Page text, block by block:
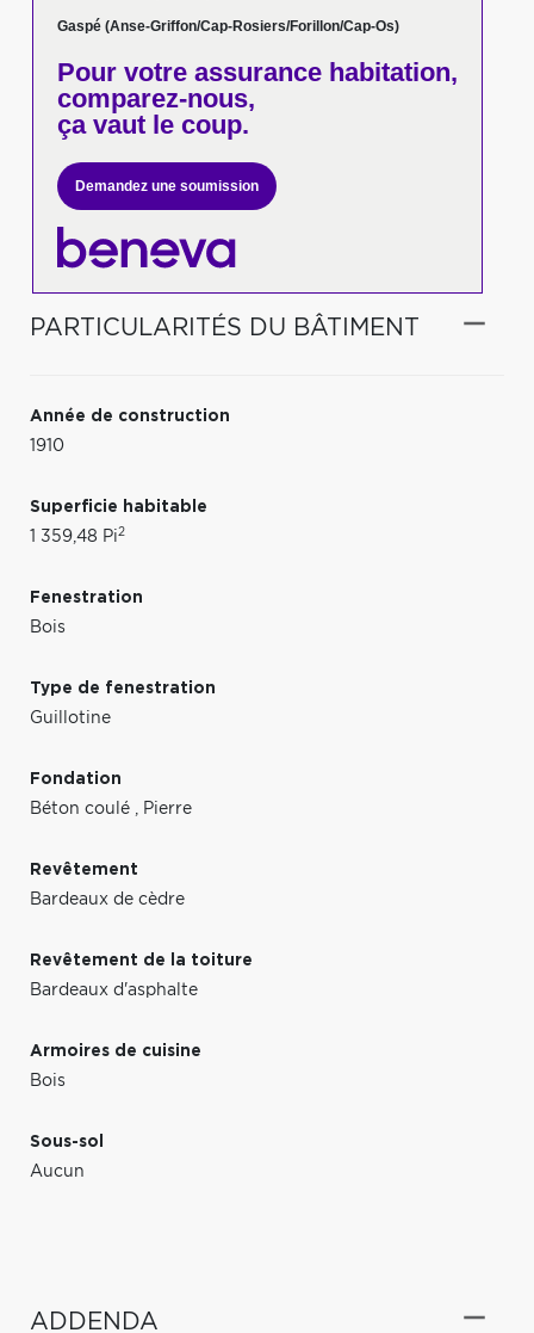
Gaspé (Anse-Griffon/Cap-Rosiers/Forillon/Cap-Os)
Pour votreassurance habitation,
comparez-nous,
ça vaut le coup.
Demandez une soumission
PARTICULARITÉS DU BÂTIMENT
Année de construction
1910
Superficie habitable
1 359,48 Pi2
Fenestration
Bois
Type de fenestration
Guillotine
Fondation
Béton coulé , Pierre
Revêtement
Bardeaux de cèdre
Revêtement de la toiture
Bardeaux d'asphalte
Armoires de cuisine
Bois
Sous-sol
Aucun
ADDENDA